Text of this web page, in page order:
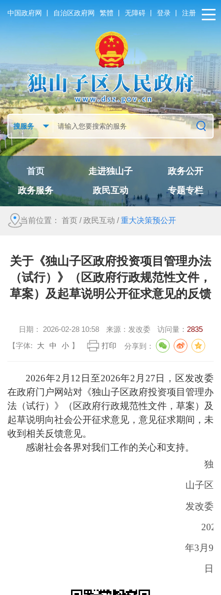
中国政府网 | 自治区政府网 繁體 | 无障碍 | 登录 | 注册
首页 走进独山子
政务公开
政务服务
政民互动 专题专栏
当前位置： 首页 /政民互动 /重大决策预公开
关于《独山子区政府投资项目管理办法
（试行）》（区政府行政规范性文件，
草案）及起草说明公开征求意见的反馈
日期： 2026-02-28 10:58 来源： 发改委 访问量： 2835
【字体:
大 中 小 】 打印 分享到：
2026年2月12日至2026年2月27日，区发改委
在政府门户网站对《独山子区政府投资项目管理办
法（试行）》（区政府行政规范性文件，草案）及
起草说明向社会公开征求意见，意见征求期间，未
收到相关反馈意见。
感谢社会各界对我们工作的关心和支持。
独
山子区
发改委
2026
年3月9
日